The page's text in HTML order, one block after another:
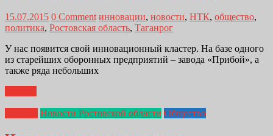
15.07.2015 0 Comment инновации, новости, НТК, общество,
политика, Ростовская область, Таганрог
У нас появится свой инновационный кластер. На базе одного
из старейших оборонных предприятий – завода «Прибой», а
также ряда небольших
Новости Ростовской области Общество